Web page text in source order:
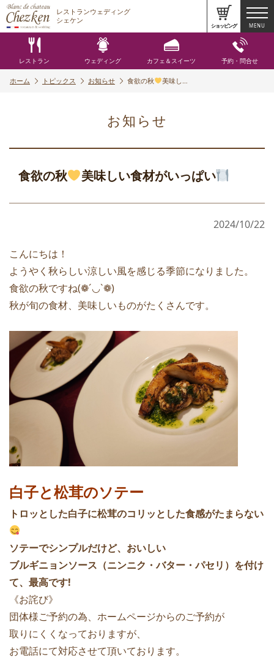
レストランウェディング
シェケン
レストラン ウェディング カフェ＆スイーツ 予約・問合せ
ショッピング MENU
ホーム トピックス お知らせ 食欲の秋 美味し…
お知らせ
食欲の秋 美味しい食材がいっぱい
2024/10/22
こんにちは！
ようやく秋らしい涼しい風を感じる季節になりました。
食欲の秋ですね(❁´◡`❁)
秋が旬の食材、美味しいものがたくさんです。
白子と松茸のソテー
トロッとした白子に松茸のコリッとした食感がたまらない
ソテーでシンプルだけど、おいしい
ブルギニョンソース（ニンニク・バター・パセリ）を付け
て、最高です!
《お詫び》
団体様ご予約の為、ホームページからのご予約が
取りにくくなっておりますが、
お電話にて対応させて頂いております。